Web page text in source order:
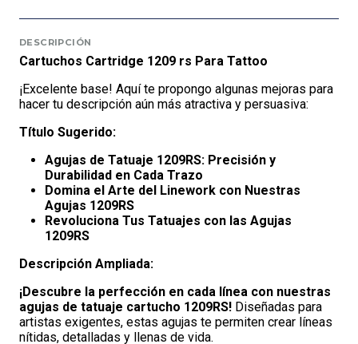
DESCRIPCIÓN
Cartuchos Cartridge 1209 rs Para Tattoo
¡Excelente base! Aquí te propongo algunas mejoras para
hacer tu descripción aún más atractiva y persuasiva:
Título Sugerido:
Agujas de Tatuaje 1209RS: Precisión y
Durabilidad en Cada Trazo
Domina el Arte del Linework con Nuestras
Agujas 1209RS
Revoluciona Tus Tatuajes con las Agujas
1209RS
Descripción Ampliada:
¡Descubre la perfección en cada línea con nuestras
agujas de tatuaje cartucho 1209RS! Diseñadas para
artistas exigentes, estas agujas te permiten crear líneas
nítidas, detalladas y llenas de vida.